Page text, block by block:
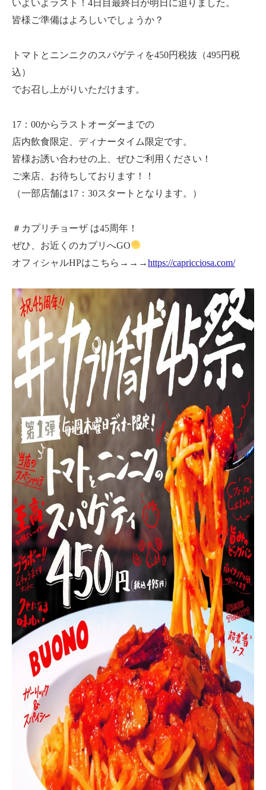
いよいよラスト！4日目最終日が明日に迫りました。
皆様ご準備はよろしいでしょうか？
トマトとニンニクのスパゲティを450円税抜（495円税
込）
でお召し上がりいただけます。
17：00からラストオーダーまでの
店内飲食限定、ディナータイム限定です。
皆様お誘い合わせの上、ぜひご利用ください！
ご来店、お待ちしております！！
（一部店舗は17：30スタートとなります。）
＃カプリチョーザ は45周年！
ぜひ、お近くのカプリへGO
オフィシャルHPはこちら→→→https://capricciosa.com/